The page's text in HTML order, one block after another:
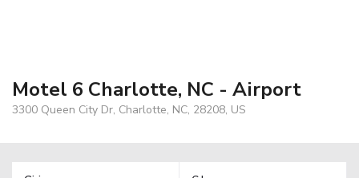
Motel 6 Charlotte, NC - Airport
3300 Queen City Dr, Charlotte, NC, 28208, US